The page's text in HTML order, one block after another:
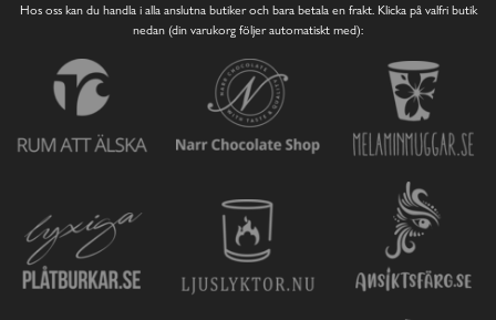
Hos oss kan du handla i alla anslutna butiker och bara betala en frakt. Klicka på valfri butik
nedan (din varukorg följer automatiskt med):